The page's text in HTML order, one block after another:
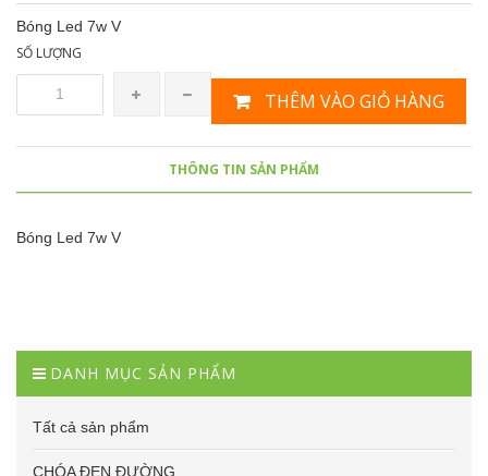
Bóng Led 7w V
SỐ LƯỢNG
THÊM VÀO GIỎ HÀNG
THÔNG TIN SẢN PHẨM
Bóng Led 7w V
DANH MỤC SẢN PHẨM
Tất cả sản phẩm
CHÓA ĐEN ĐƯỜNG